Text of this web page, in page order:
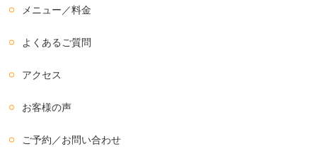
メニュー／料金
よくあるご質問
アクセス
お客様の声
ご予約／お問い合わせ